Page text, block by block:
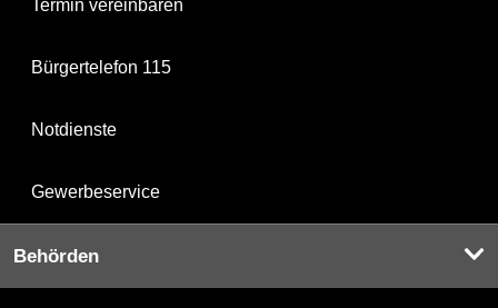
Termin vereinbaren
Bürgertelefon 115
Notdienste
Gewerbeservice
Behörden